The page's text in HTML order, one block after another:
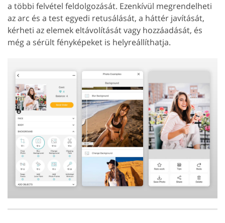
a többi felvétel feldolgozását. Ezenkívül megrendelheti
az arc és a test egyedi retusálását, a háttér javítását,
kérheti az elemek eltávolítását vagy hozzáadását, és
még a sérült fényképeket is helyreállíthatja.